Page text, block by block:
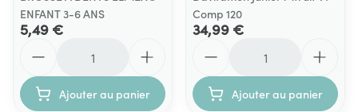
ENFANT 3-6 ANS
5,49 €
Ajouter au panier
Comp 120
34,99 €
Ajouter au panier